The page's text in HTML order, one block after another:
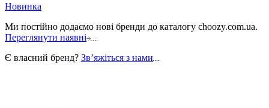
Новинка
Ми постійно додаємо нові бренди до каталогу choozy.com.ua.
Переглянути наявні
Є власний бренд? Звʼяжіться з нами